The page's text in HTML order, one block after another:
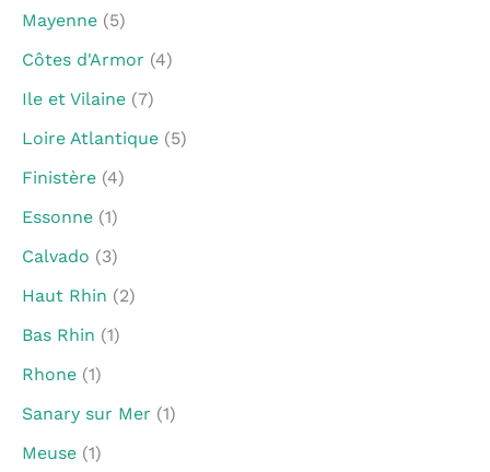
Mayenne (5)
Côtes d'Armor (4)
Ile et Vilaine (7)
Loire Atlantique (5)
Finistère (4)
Essonne (1)
Calvado (3)
Haut Rhin (2)
Bas Rhin (1)
Rhone (1)
Sanary sur Mer (1)
Meuse (1)